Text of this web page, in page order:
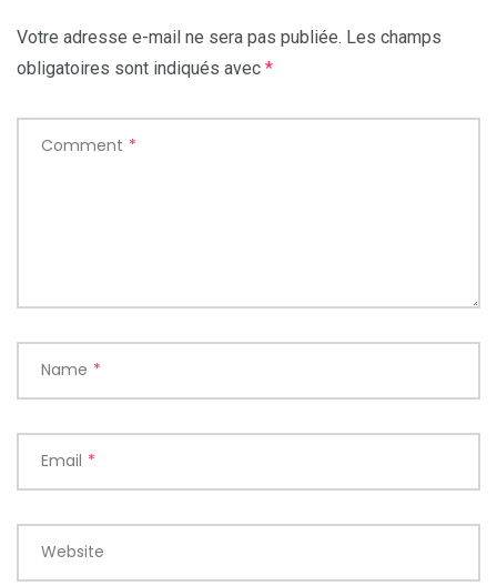
Votre adresse e-mail ne sera pas publiée. Les champs
obligatoires sont indiqués avec *
Comment *
Name *
Email *
Website